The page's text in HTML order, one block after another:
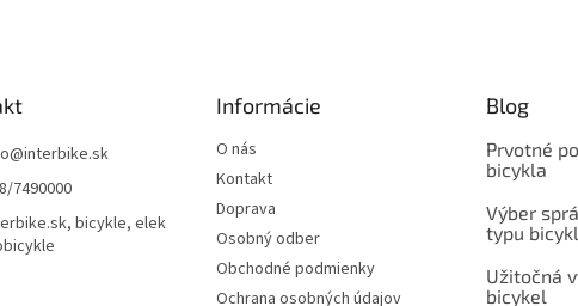
@interbike.sk
7490000
bicykle, elek
Informácie
O nás
Kontakt
Doprava
Osobný odber
Obchodné podmienky
Ochrana osobných údajov
Blog
Prvotné
bicykla
Výber
typu
Užitočná
bicykel